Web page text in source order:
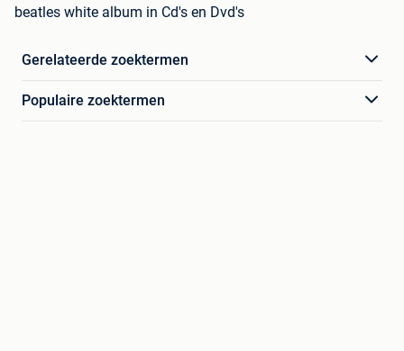
beatles white album in Cd's en Dvd's
Gerelateerde zoektermen
Populaire zoektermen